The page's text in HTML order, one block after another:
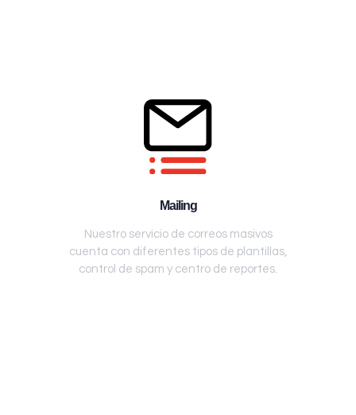
Mailing
Nuestro servicio de correos masivos
cuenta con diferentes tipos de plantillas,
control de spam y centro de reportes.